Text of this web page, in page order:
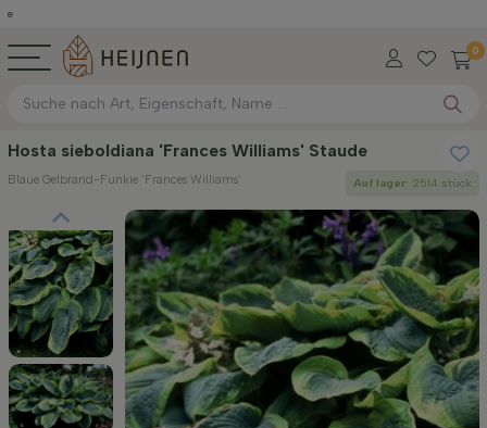
0
Hosta sieboldiana 'Frances Williams' Staude
Blaue Gelbrand-Funkie 'Frances Williams' Auf lager: 2514 stück